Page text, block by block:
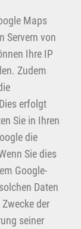
Maps
Servern von
Ihre IP
Zudem
erfolgt
Sie in Ihren
die
Sie dies
Google-
Daten
der
seiner